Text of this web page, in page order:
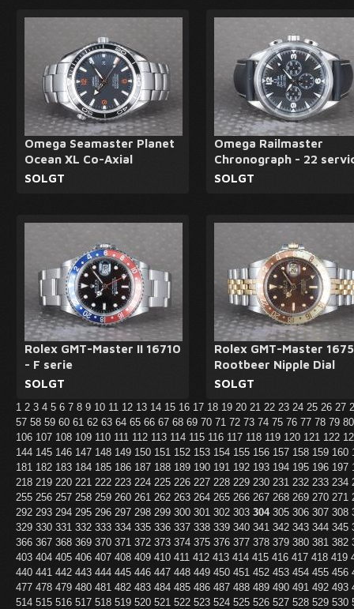
Omega Seamaster Planet
Ocean XL Co-Axial
SOLGT
Omega Railmaster
Chronograph - 22
SOLGT
Rolex GMT-Master II 16710
- F serie
SOLGT
Rolex GMT-Master
Rootbeer Nipple Dial
SOLGT
1 2 3 4 5 6 7 8 9 10 11 12 13 14 15 16 17 18 19 20 21 22 23 24 25 26 27
57 58 59 60 61 62 63 64 65 66 67 68 69 70 71 72 73 74 75 76 77 78 79
106 107 108 109 110 111 112 113 114 115 116 117 118 119 120 121 122
144 145 146 147 148 149 150 151 152 153 154 155 156 157 158 159 160
181 182 183 184 185 186 187 188 189 190 191 192 193 194 195 196 197
218 219 220 221 222 223 224 225 226 227 228 229 230 231 232 233 234
255 256 257 258 259 260 261 262 263 264 265 266 267 268 269 270 271
292 293 294 295 296 297 298 299 300 301 302 303 304 305 306 307 308
329 330 331 332 333 334 335 336 337 338 339 340 341 342 343 344 345
366 367 368 369 370 371 372 373 374 375 376 377 378 379 380 381 382
403 404 405 406 407 408 409 410 411 412 413 414 415 416 417 418 419
440 441 442 443 444 445 446 447 448 449 450 451 452 453 454 455 456
477 478 479 480 481 482 483 484 485 486 487 488 489 490 491 492 493
514 515 516 517 518 519 520 521 522 523 524 525 526 527 528 529 530